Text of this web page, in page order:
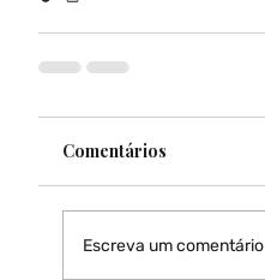
Comentários
Escreva um comentário